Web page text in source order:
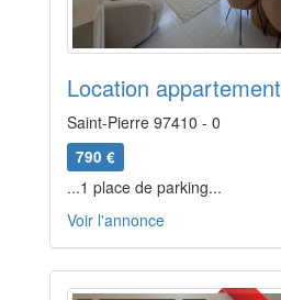
Location appartement
Saint-Pierre 97410 - 0
790 €
...1 place de parking...
Voir l'annonce